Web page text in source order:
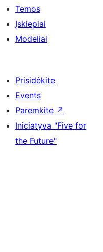
Temos
Įskiepiai
Modeliai
Prisidėkite
Events
Paremkite ↗
Iniciatyva "Five for
the Future"